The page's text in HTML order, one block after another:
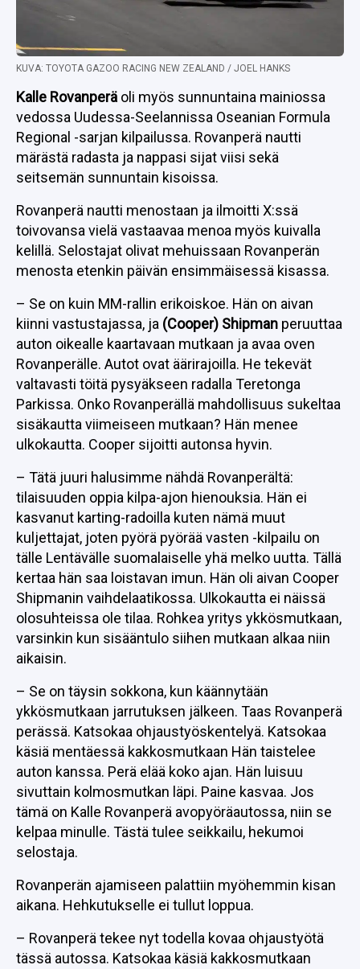
KUVA: TOYOTA GAZOO RACING NEW ZEALAND / JOEL HANKS
Kalle Rovanperä oli myös sunnuntaina mainiossa
vedossa Uudessa-Seelannissa Oseanian Formula
Regional -sarjan kilpailussa. Rovanperä nautti
märästä radasta ja nappasi sijat viisi sekä
seitsemän sunnuntain kisoissa.
Rovanperä nautti menostaan ja ilmoitti X:ssä
toivovansa vielä vastaavaa menoa myös kuivalla
kelillä. Selostajat olivat mehuissaan Rovanperän
menosta etenkin päivän ensimmäisessä kisassa.
– Se on kuin MM-rallin erikoiskoe. Hän on aivan
kiinni vastustajassa, ja (Cooper) Shipman peruuttaa
auton oikealle kaartavaan mutkaan ja avaa oven
Rovanperälle. Autot ovat äärirajoilla. He tekevät
valtavasti töitä pysyäkseen radalla Teretonga
Parkissa. Onko Rovanperällä mahdollisuus sukeltaa
sisäkautta viimeiseen mutkaan? Hän menee
ulkokautta. Cooper sijoitti autonsa hyvin.
– Tätä juuri halusimme nähdä Rovanperältä:
tilaisuuden oppia kilpa-ajon hienouksia. Hän ei
kasvanut karting-radoilla kuten nämä muut
kuljettajat, joten pyörä pyörää vasten -kilpailu on
tälle Lentävälle suomalaiselle yhä melko uutta. Tällä
kertaa hän saa loistavan imun. Hän oli aivan Cooper
Shipmanin vaihdelaatikossa. Ulkokautta ei näissä
olosuhteissa ole tilaa. Rohkea yritys ykkösmutkaan,
varsinkin kun sisääntulo siihen mutkaan alkaa niin
aikaisin.
– Se on täysin sokkona, kun käännytään
ykkösmutkaan jarrutuksen jälkeen. Taas Rovanperä
perässä. Katsokaa ohjaustyöskentelyä. Katsokaa
käsiä mentäessä kakkosmutkaan Hän taistelee
auton kanssa. Perä elää koko ajan. Hän luisuu
sivuttain kolmosmutkan läpi. Paine kasvaa. Jos
tämä on Kalle Rovanperä avopyöräautossa, niin se
kelpaa minulle. Tästä tulee seikkailu, hekumoi
selostaja.
Rovanperän ajamiseen palattiin myöhemmin kisan
aikana. Hehkutukselle ei tullut loppua.
– Rovanperä tekee nyt todella kovaa ohjaustyötä
tässä autossa. Katsokaa käsiä kakkosmutkaan